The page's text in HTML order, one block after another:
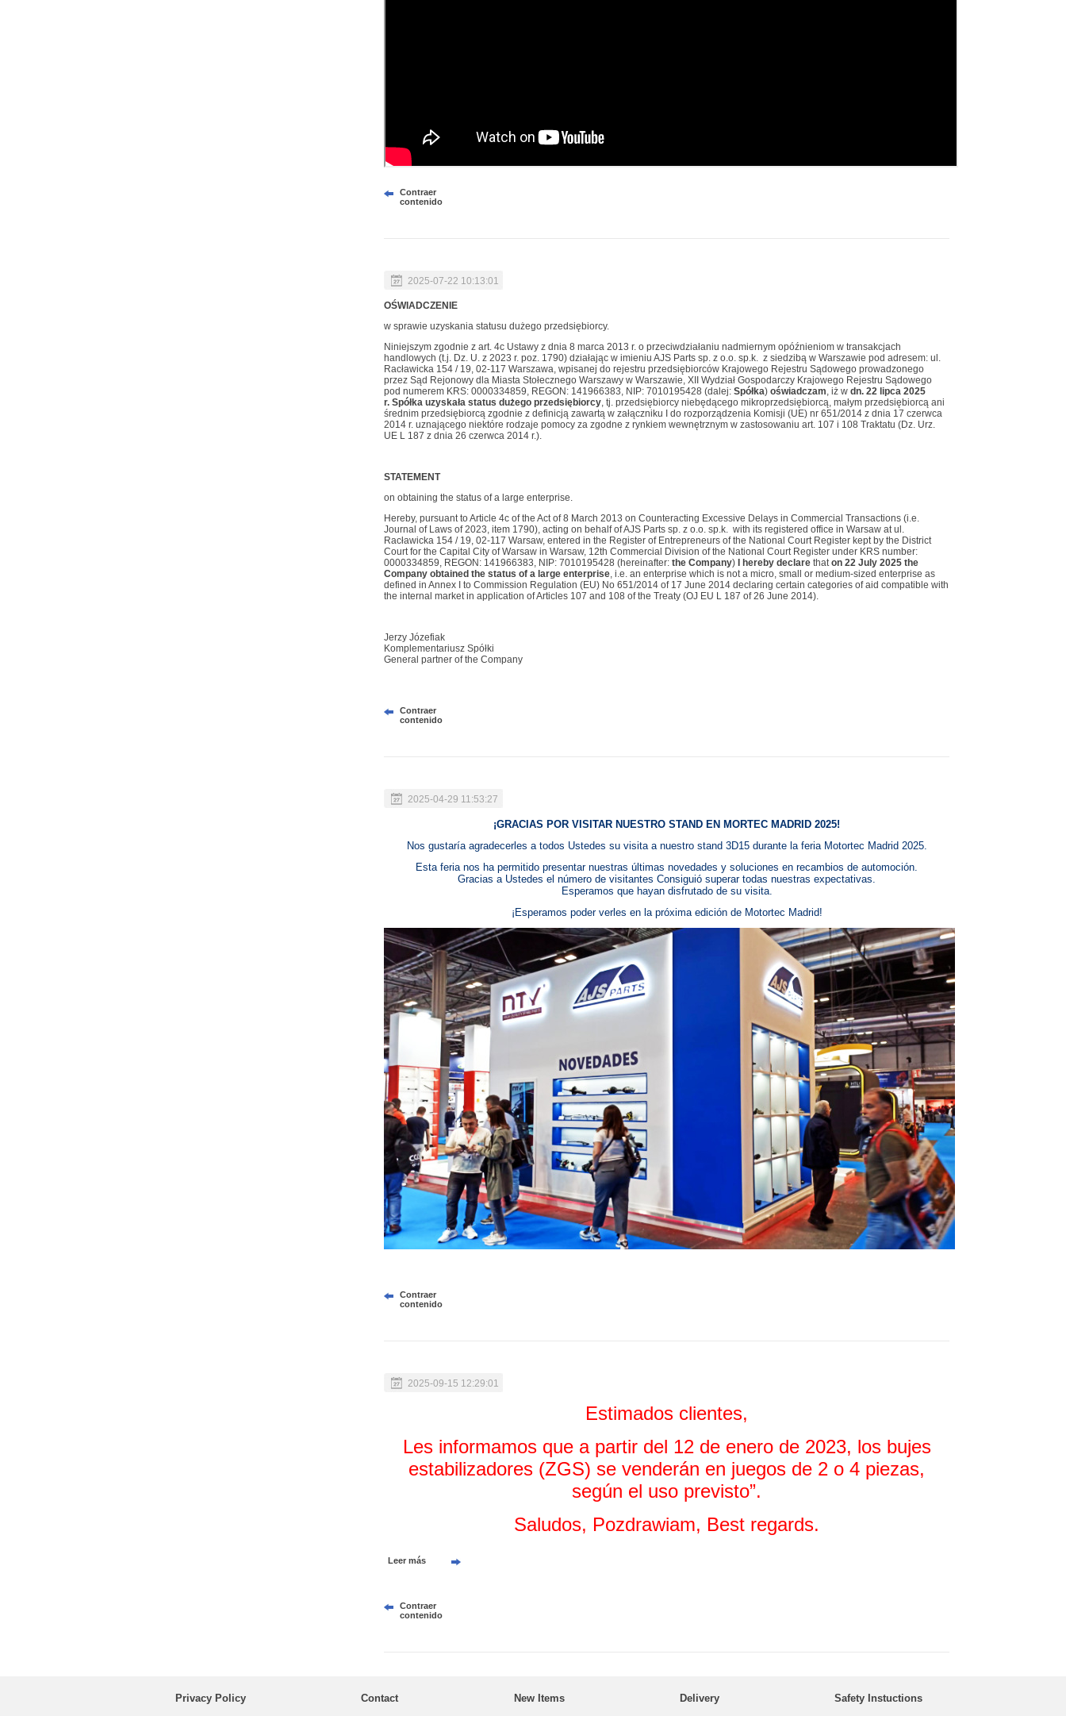
Contraer
contenido
2025-07-22 10:13:01
OŚWIADCZENIE
w sprawie uzyskania statusu dużego przedsiębiorcy.
Niniejszym zgodnie z art. 4c Ustawy z dnia 8 marca 2013 r. o przeciwdziałaniu nadmiernym opóźnieniom w transakcjach
handlowych (t.j. Dz. U. z 2023 r. poz. 1790) działając w imieniu AJS Parts sp. z o.o. sp.k. z siedzibą w Warszawie pod adresem: ul.
Racławicka 154 / 19, 02-117 Warszawa, wpisanej do rejestru przedsiębiorców Krajowego Rejestru Sądowego prowadzonego
przez Sąd Rejonowy dla Miasta Stołecznego Warszawy w Warszawie, XII Wydział Gospodarczy Krajowego Rejestru Sądowego
pod numerem KRS: 0000334859, REGON: 141966383, NIP: 7010195428 (dalej: Spółka) oświadczam, iż w dn. 22 lipca 2025
r. Spółka uzyskała status dużego przedsiębiorcy, tj. przedsiębiorcy niebędącego mikroprzedsiębiorcą, małym przedsiębiorcą ani
średnim przedsiębiorcą zgodnie z definicją zawartą w załączniku I do rozporządzenia Komisji (UE) nr 651/2014 z dnia 17 czerwca
2014 r. uznającego niektóre rodzaje pomocy za zgodne z rynkiem wewnętrznym w zastosowaniu art. 107 i 108 Traktatu (Dz. Urz.
UE L 187 z dnia 26 czerwca 2014 r.).
STATEMENT
on obtaining the status of a large enterprise.
Hereby, pursuant to Article 4c of the Act of 8 March 2013 on Counteracting Excessive Delays in Commercial Transactions (i.e.
Journal of Laws of 2023, item 1790), acting on behalf of AJS Parts sp. z o.o. sp.k. with its registered office in Warsaw at ul.
Racławicka 154 / 19, 02-117 Warsaw, entered in the Register of Entrepreneurs of the National Court Register kept by the District
Court for the Capital City of Warsaw in Warsaw, 12th Commercial Division of the National Court Register under KRS number:
0000334859, REGON: 141966383, NIP: 7010195428 (hereinafter: the Company) I hereby declare thaton 22 July 2025 the
Company obtained the status of a large enterprise, i.e. an enterprise which is not a micro, small or medium-sized enterprise as
defined in Annex I to Commission Regulation (EU) No 651/2014 of 17 June 2014 declaring certain categories of aid compatible with
the internal market in application of Articles 107 and 108 of the Treaty (OJ EU L 187 of 26 June 2014).
Jerzy Józefiak
Komplementariusz Spółki
General partner of the Company
Contraer
contenido
2025-04-29 11:53:27
¡GRACIAS POR VISITAR NUESTRO STAND EN MORTEC MADRID 2025!
Nos gustaría agradecerles a todos Ustedes su visita a nuestro stand 3D15 durante la feria Motortec Madrid 2025.
Esta feria nos ha permitido presentar nuestras últimas novedades y soluciones en recambios de automoción.
Gracias a Ustedes el número de visitantes Consiguió superar todas nuestras expectativas.
Esperamos que hayan disfrutado de su visita.
¡Esperamos poder verles en la próxima edición de Motortec Madrid!
Contraer
contenido
2025-09-15 12:29:01
Estimados clientes,
Les informamos que a partir del 12 de enero de 2023, los bujes
estabilizadores (ZGS) se venderán en juegos de 2 o 4 piezas,
según el uso previsto”.
Saludos, Pozdrawiam, Best regards.
Leer más
Contraer
contenido
Privacy Policy Contact New Items Delivery Safety Instuctions